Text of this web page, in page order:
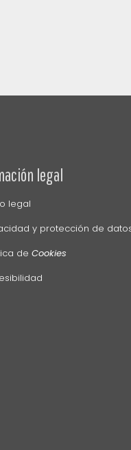
legal
legal
y protección de
de Cookies